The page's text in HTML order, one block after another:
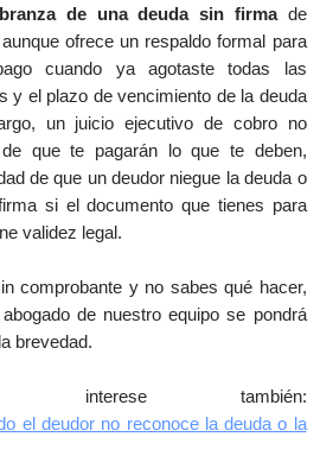
de una deuda sin firmade
ofrece un respaldo formal para
cuando ya agotaste todas las
y el plazo de vencimiento de la deuda
un juicio ejecutivo de cobro no
que te pagarán lo que te deben,
de que un deudor niegue la deuda o
si el documento que tienes para
validez legal.
comprobante y no sabes qué hacer,
de nuestro equipo se pondrá
brevedad.
también:
el deudor no reconoce la deuda o la